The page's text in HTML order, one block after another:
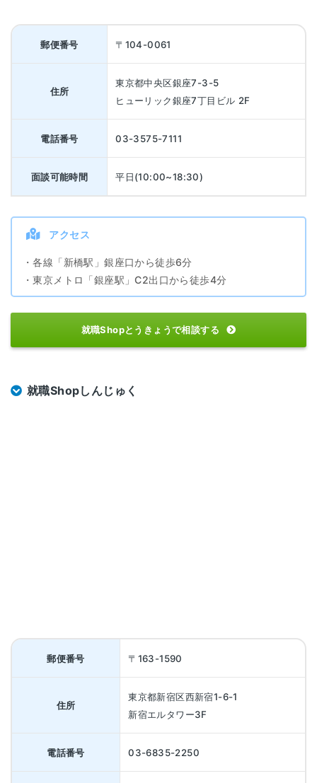
郵便番号 〒104-0061
住所
東京都中央区銀座7-3-5
ヒューリック銀座7丁目ビル 2F
電話番号 03-3575-7111
面談可能時間 平日(10:00~18:30)
アクセス
・各線「新橋駅」銀座口から徒歩6分
・東京メトロ「銀座駅」C2出口から徒歩4分
就職Shopとうきょうで相談する
就職Shopしんじゅく
郵便番号 〒163-1590
住所
東京都新宿区西新宿1-6-1
新宿エルタワー3F
電話番号 03-6835-2250